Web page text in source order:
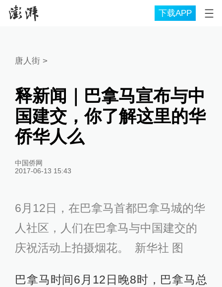
下载APP
唐人街>
释新闻｜巴拿马宣布与中
国建交，你了解这里的华
侨华人么
中国侨网
2017-06-13 15:43
6月12日，在巴拿马首都巴拿马城的华
人社区，人们在巴拿马与中国建交的
庆祝活动上拍摄烟花。 新华社 图
巴拿马时间6月12日晚8时，巴拿马总